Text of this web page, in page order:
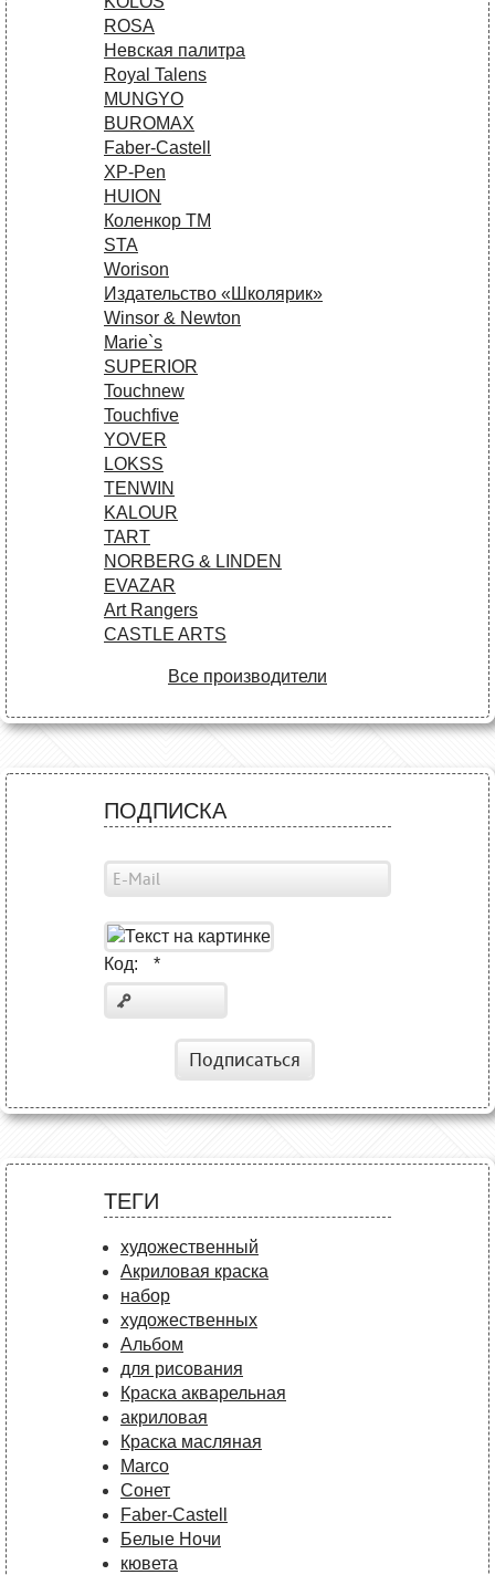
ROSA
Невская палитра
Royal Talens
MUNGYO
BUROMAX
Faber-Castell
XP-Pen
HUION
Коленкор ТМ
STA
Worison
Издательство «Школярик»
Winsor & Newton
Marie`s
SUPERIOR
Touchnew
Touchfive
YOVER
LOKSS
TENWIN
KALOUR
TART
NORBERG & LINDEN
EVAZAR
Art Rangers
CASTLE ARTS
Все производители
ПОДПИСКА
Код: *
Подписаться
ТЕГИ
художественный
Акриловая краска
набор
художественных
Альбом
для рисования
Краска акварельная
акриловая
Краска масляная
Marco
Сонет
Faber-Castell
Белые Ночи
кювета